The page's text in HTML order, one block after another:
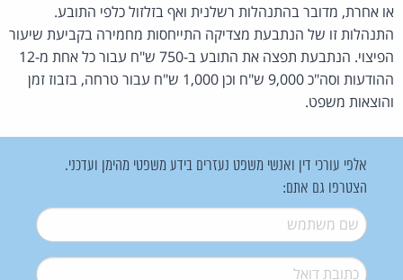
או אחרת, מדובר בהתנהלות רשלנית ואף בזלזול כלפי התובע.
התנהלות זו של הנתבעת מצדיקה התייחסות מחמירה בקביעת שיעור
הפיצוי. הנתבעת תפצה את התובע ב-750 ש"ח עבור כל אחת מ-12
ההודעות וסה"כ 9,000 ש"ח וכן 1,000 ש"ח עבור טרחה, בזבוז זמן
והוצאות משפט.
אלפי עורכי דין ואנשי משפט נעזרים בידע משפטי מהימן ועדכני.
הצטרפו גם אתם:
שם משתמש*
דואל*